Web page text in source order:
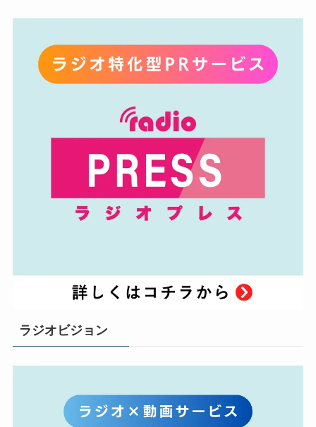
ラジオビジョン